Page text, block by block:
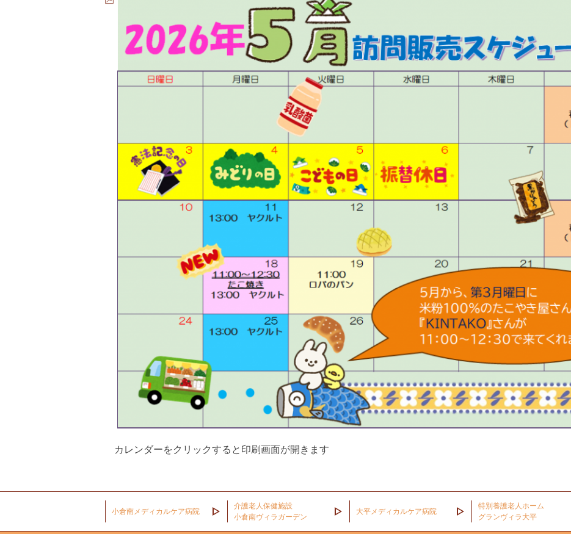
カレンダーをクリックすると印刷画面が開きます
小倉南メディカルケア病院
介護老人保健施設
小倉南ヴィラガーデン
大平メディカルケア病院
特別養護老人ホーム
グランヴィラ大平